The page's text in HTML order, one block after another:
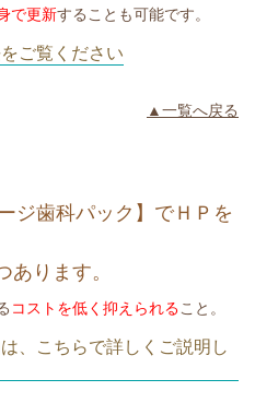
で更新することも可能です。
ご覧ください
▲一覧へ戻る
ジ歯科パック】でＨＰを
ります。
コストを低く抑えられること。
、こちらで詳しくご説明し